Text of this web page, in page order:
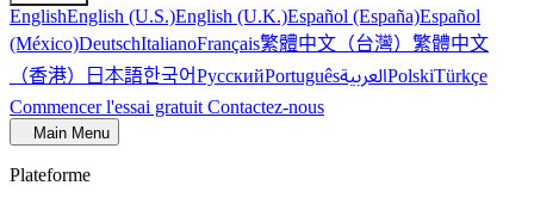
EnglishEnglish (U.S.)English (U.K.)Español (España)Español
(México)DeutschItalianoFrançais繁體中文（台灣） 繁體中文
（香港） 日本語한국어РусскийPortuguêsالعربيةPolskiTürkçe
Commencer l'essai gratuit Contactez-nous
Main Menu
Plateforme